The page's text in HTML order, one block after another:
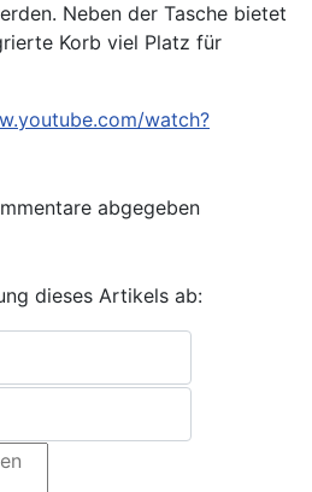
Neben der Tasche bietet
Korb viel Platz für
watch?
abgegeben
dieses Artikels ab: